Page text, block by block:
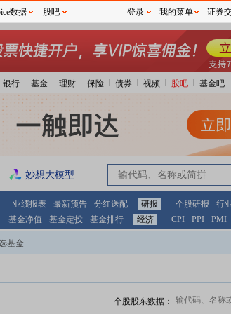
银行 基金 理财 保险 债券 视频 股吧 基金吧
妙想大模型
业绩报表 最新预告 分红送配 研报 个股研报 行
基金净值 基金定投 基金排行 经济 CPI PPI PMI
基金
个股股东数据：
数据 股吧 登录 我的菜单 证券